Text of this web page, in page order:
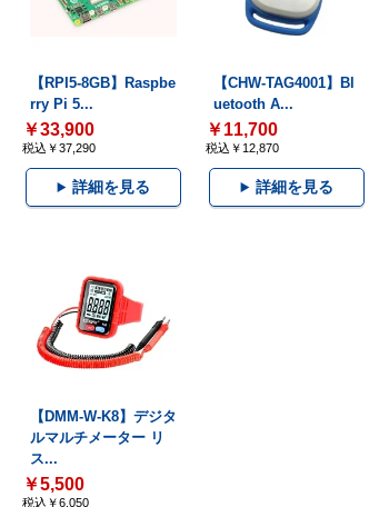
【RPI5-8GB】Raspbe
rry Pi 5...
￥33,900
税込￥37,290
詳細を見る
【CHW-TAG4001】Bl
uetooth A...
￥11,700
税込￥12,870
詳細を見る
【DMM-W-K8】デジタ
ルマルチメーター リ
ス...
￥5,500
税込￥6,050